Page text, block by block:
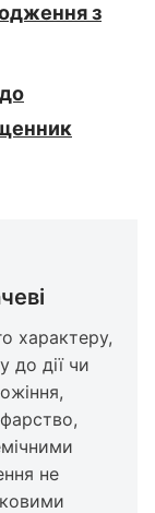
з
характеру,
до дії чи
не